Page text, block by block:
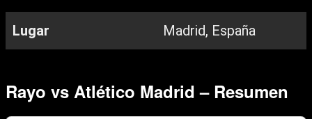
Lugar Madrid, España
Rayo vs Atlético Madrid – Resumen